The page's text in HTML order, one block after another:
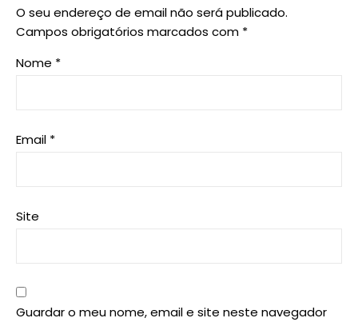
O seu endereço de email não será publicado.
Campos obrigatórios marcados com *
Nome *
Email *
Site
Guardar o meu nome, email e site neste navegador